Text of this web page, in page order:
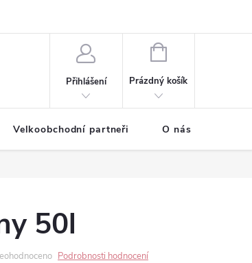
Přihlášení
NÁKUPNÍ
Prázdný košík
Velkoobchodní partneři O nás
50l
Podrobnosti hodnocení